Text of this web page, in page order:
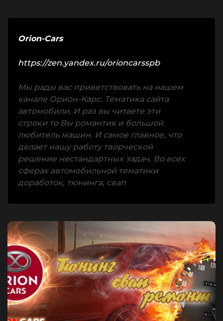
Orion-Cars
https://zen.yandex.ru/orioncarsspb
Мы рады вас приветствовать на нашем
канале Орион-Карс. Тематика сайта
автомобили. И раз вы читаете эти
строки то Вы романтик и большой
любитель машин. И самое главное, что
делает нашу работу творческой
решение нестандартных задач. Во всех
сферах автомобильной тематики
доработок, тюнинга, свап